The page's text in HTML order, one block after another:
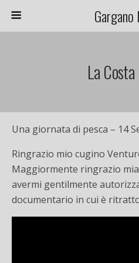
La
Una giornata di pesca – 14
Ringrazio mio cugino
Maggiormente ringrazio
avermi gentilmente
documentario in cui è